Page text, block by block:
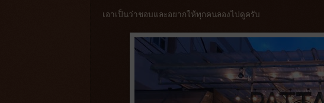
เอาเป็นว่าชอบและอยากให้ทุกคนลองไปดูครับ